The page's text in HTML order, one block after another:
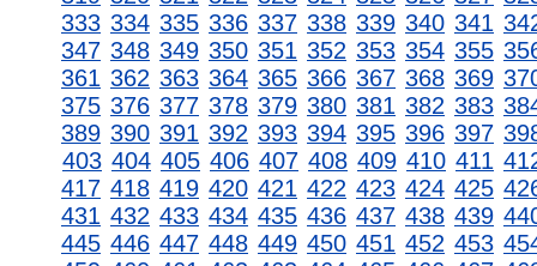
333 334 335 336 337 338 339 340 341
347 348 349 350 351 352 353 354 355
361 362 363 364 365 366 367 368 369
375 376 377 378 379 380 381 382 383
389 390 391 392 393 394 395 396 397
403 404 405 406 407 408 409 410 411
417 418 419 420 421 422 423 424 425
431 432 433 434 435 436 437 438 439
445 446 447 448 449 450 451 452 453